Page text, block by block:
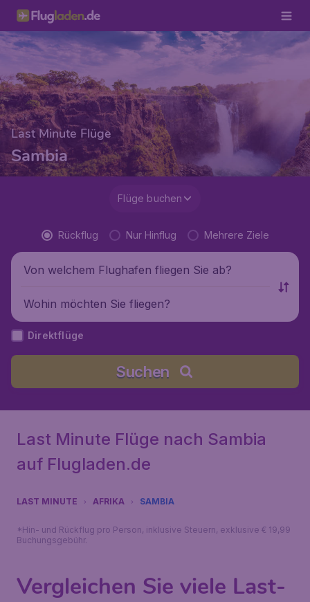
Last Minute Flüge
Sambia
Flüge buchen
Rückflug Nur Hinflug Mehrere Ziele
Von welchem Flughafen fliegen Sie ab?
Wohin möchten Sie fliegen?
Direktflüge
Suchen
Last Minute Flüge nach Sambia
auf Flugladen.de
LAST MINUTE AFRIKA SAMBIA
*Hin- und Rückflug pro Person, inklusive Steuern, exklusive € 19,99
Buchungsgebühr.
Vergleichen Sie viele Last-